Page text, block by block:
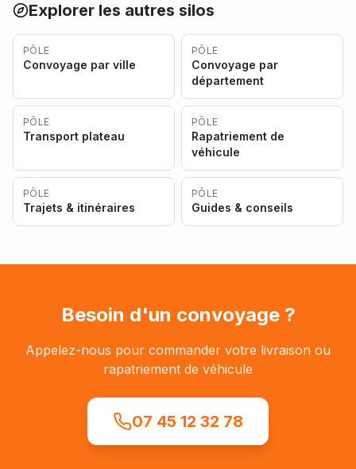
Explorer les autres silos
PÔLE
Convoyage par ville
PÔLE
Convoyage par
département
PÔLE
Transport plateau
PÔLE
Rapatriement de
véhicule
PÔLE
Trajets & itinéraires
PÔLE
Guides & conseils
Besoin d'un convoyage ?
Appelez-nous pour commander votre livraison ou
rapatriement de véhicule
07 45 12 32 78